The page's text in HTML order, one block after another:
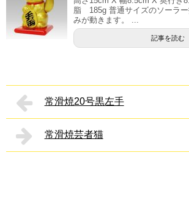
脂 185g 普通サイズのソーラ
みが動きます。 ...
記事を読む
常滑焼20号黒左手
常滑焼芸者猫